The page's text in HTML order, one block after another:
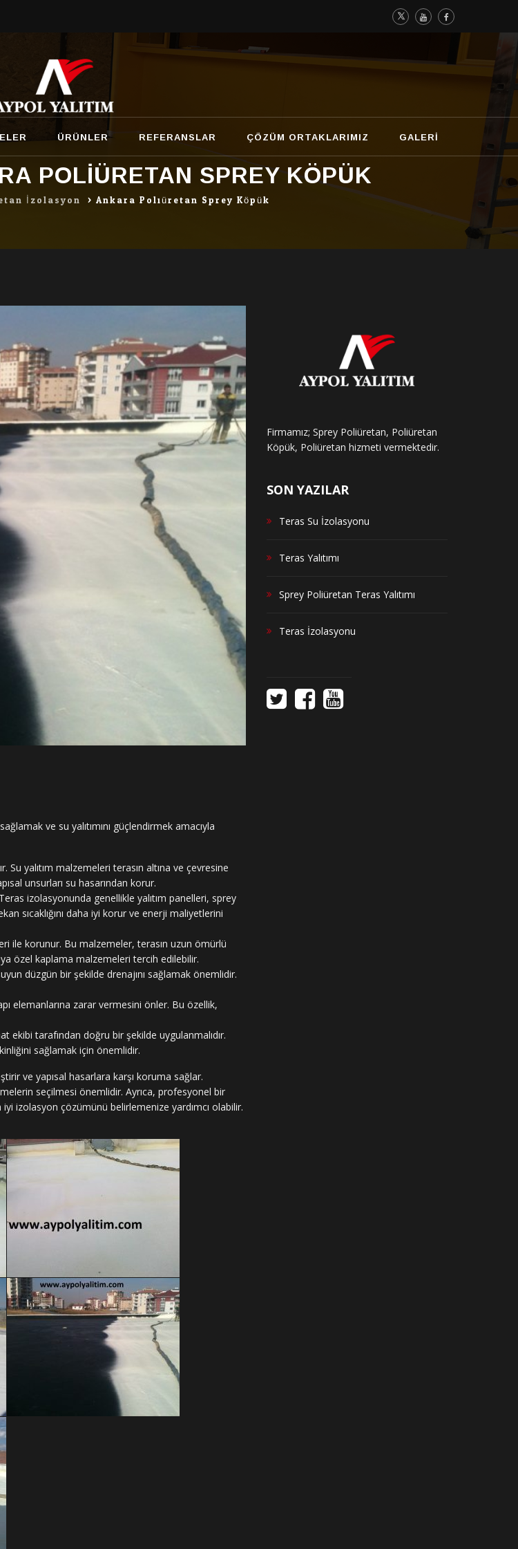
ÜRÜNLER REFERANSLAR ÇÖZÜM ORTAKLARIMIZ GALERI
POLIÜRETAN SPREY KÖPÜK
İzolasyon > Ankara Poliüretan Sprey Köpük
ve su yalıtımını güçlendirmek amacıyla
yalıtım malzemeleri terasın altına ve çevresine
unsurları su hasarından korur.
izolasyonunda genellikle yalıtım panelleri, sprey
sıcaklığını daha iyi korur ve enerji maliyetlerini
ile korunur. Bu malzemeler, terasın uzun ömürlü
özel kaplama malzemeleri tercih edilebilir.
düzgün bir şekilde drenajını sağlamak önemlidir.
elemanlarına zarar vermesini önler. Bu özellik,
tarafından doğru bir şekilde uygulanmalıdır.
sağlamak için önemlidir.
ve yapısal hasarlara karşı koruma sağlar.
seçilmesi önemlidir. Ayrıca, profesyonel bir
izolasyon çözümünü belirlemenize yardımcı olabilir.
Firmamız; Sprey Poliüretan, Poliüretan
Köpük, Poliüretan hizmeti vermektedir.
SON YAZILAR
Teras Su İzolasyonu
Teras Yalıtımı
Sprey Poliüretan Teras Yalıtımı
Teras İzolasyonu